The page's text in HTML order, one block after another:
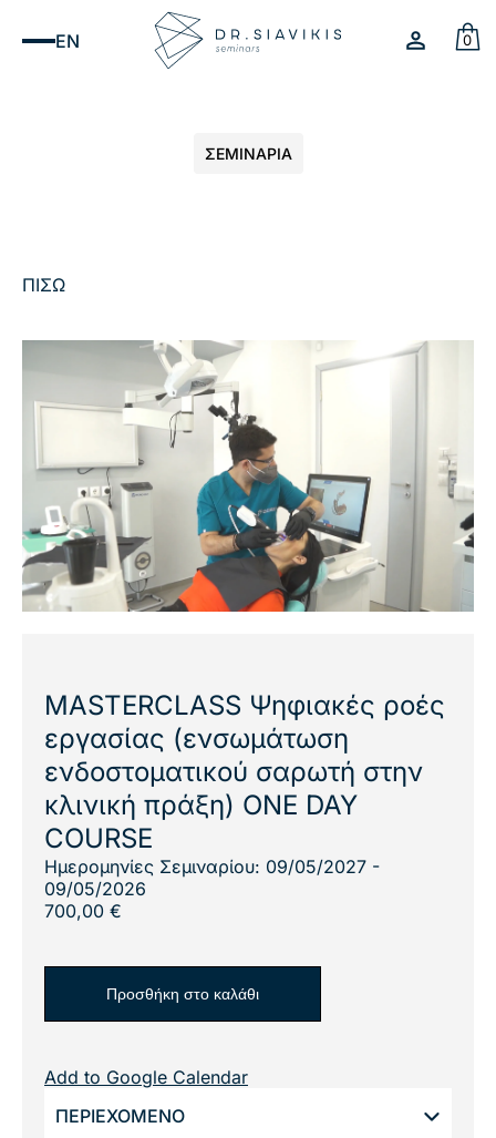
EN
ΣΕΜΙΝΑΡΙΑ
ΠΙΣΩ
MASTERCLASS Ψηφιακές ροές
εργασίας (ενσωμάτωση
ενδοστοματικού σαρωτή στην
κλινική πράξη) ONE DAY
COURSE
Ημερομηνίες Σεμιναρίου: 09/05/2027 -
09/05/2026
700,00 €
Προσθήκη στο καλάθι
Add to Google Calendar
ΠΕΡΙΕΧΟΜΕΝΟ
0